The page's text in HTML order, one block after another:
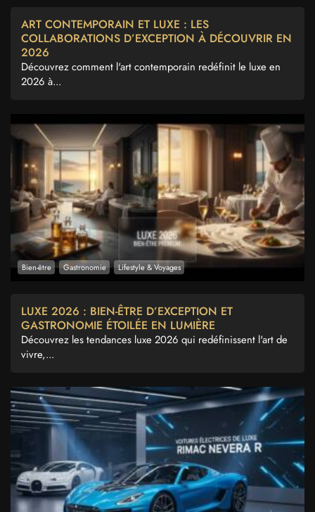
ART CONTEMPORAIN ET LUXE : LES
COLLABORATIONS D’EXCEPTION À DÉCOUVRIR EN
2026
Découvrez comment l'art contemporain redéfinit le luxe en
2026 à...
Bien-être Gastronomie Lifestyle & Voyages
LUXE 2026 : BIEN-ÊTRE D’EXCEPTION ET
GASTRONOMIE ÉTOILÉE EN LUMIÈRE
Découvrez les tendances luxe 2026 qui redéfinissent l'art de
vivre,...